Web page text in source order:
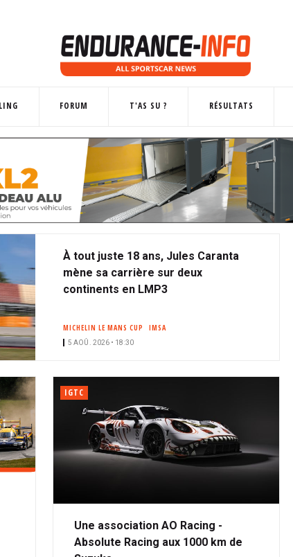
FORUM T'AS SU ? RÉSULTATS
À tout juste 18 ans, Jules Caranta
mène sa carrière sur deux
continents en LMP3
MICHELIN LE MANS CUP IMSA
5 AOÛ. 2026 • 18:30
IGTC
Une association AO Racing -
Absolute Racing aux 1000 km de